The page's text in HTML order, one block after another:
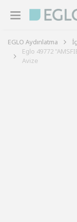
EGLO Aydınlatma
Eglo 49772
Avize